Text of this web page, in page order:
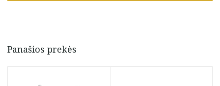
Panašios prekės